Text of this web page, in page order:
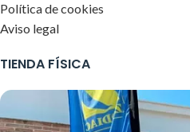
Política de cookies
Aviso legal
TIENDA FÍSICA